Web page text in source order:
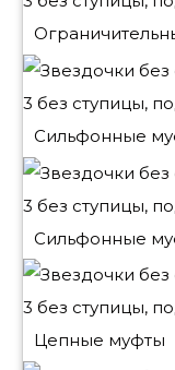
Сильфонные
Сильфонные
Цепные муфты